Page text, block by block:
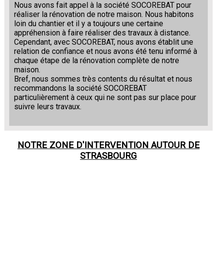
Nous avons fait appel à la société SOCOREBAT pour
réaliser la rénovation de notre maison. Nous habitons
loin du chantier et il y a toujours une certaine
appréhension à faire réaliser des travaux à distance.
Cependant, avec SOCOREBAT, nous avons établit une
relation de confiance et nous avons été tenu informé à
chaque étape de la rénovation complète de notre
maison.
Bref, nous sommes très contents du résultat et nous
recommandons la société SOCOREBAT
particulièrement à ceux qui ne sont pas sur place pour
suivre leurs travaux.
NOTRE ZONE D'INTERVENTION AUTOUR DE
STRASBOURG